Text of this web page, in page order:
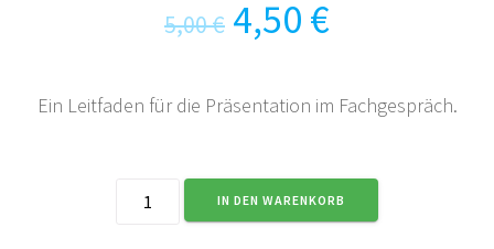
5,00€ Ursprünglicher
Preis
5,00 €
4,50 €Aktueller
Preis
4,50 €.
Ein Leitfaden für die Präsentation im Fachgespräch.
IN DEN WARENKORB